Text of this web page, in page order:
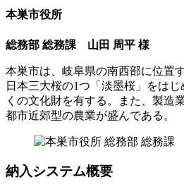
本巣市役所
総務部 総務課 山田 周平 様
本巣市は、岐阜県の南西部に位置
日本三大桜の1つ「淡墨桜」をは
くの文化財を有する。また、製造
都市近郊型の農業が盛んである。
納入システム概要